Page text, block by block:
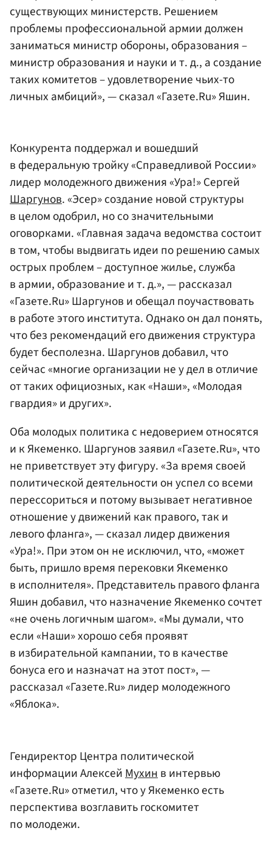
существующих министерств. Решением
проблемы профессиональной армии должен
заниматься министр обороны, образования –
министр образования и науки и т. д., а создание
таких комитетов – удовлетворение чьих-то
личных амбиций», — сказал «Газете.Ru» Яшин.
Конкурента поддержал и вошедший
в федеральную тройку «Справедливой России»
лидер молодежного движения «Ура!» Сергей
Шаргунов. «Эсер» создание новой структуры
в целом одобрил, но со значительными
оговорками. «Главная задача ведомства состоит
в том, чтобы выдвигать идеи по решению самых
острых проблем – доступное жилье, служба
в армии, образование и т. д.», — рассказал
«Газете.Ru» Шаргунов и обещал поучаствовать
в работе этого института. Однако он дал понять,
что без рекомендаций его движения структура
будет бесполезна. Шаргунов добавил, что
сейчас «многие организации не у дел в отличие
от таких официозных, как «Наши», «Молодая
гвардия» и других».
Оба молодых политика с недоверием относятся
и к Якеменко. Шаргунов заявил «Газете.Ru», что
не приветствует эту фигуру. «За время своей
политической деятельности он успел со всеми
перессориться и потому вызывает негативное
отношение у движений как правого, так и
левого фланга», — сказал лидер движения
«Ура!». При этом он не исключил, что, «может
быть, пришло время перековки Якеменко
в исполнителя». Представитель правого фланга
Яшин добавил, что назначение Якеменко сочтет
«не очень логичным шагом». «Мы думали, что
если «Наши» хорошо себя проявят
в избирательной кампании, то в качестве
бонуса его и назначат на этот пост», —
рассказал «Газете.Ru» лидер молодежного
«Яблока».
Гендиректор Центра политической
информации АлексейМухинв интервью
«Газете.Ru» отметил, что у Якеменко есть
перспектива возглавить госкомитет
по молодежи.